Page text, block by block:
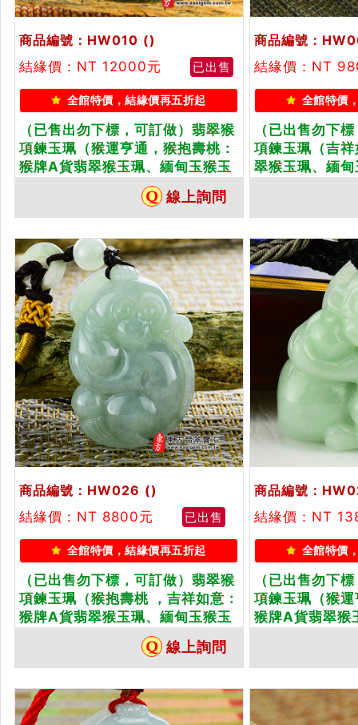
商品編號：HW010 ()
結緣價：NT 12000元
已出售
全館特價，結緣價再五折起
（已售出勿下標，可訂做）翡翠猴
項鍊玉珮（猴運亨通，猴抱壽桃：
猴牌A貨翡翠猴玉珮、緬甸玉猴玉
墜、猴十二生肖項鍊）。油青種深
綠飄花猴，HW010。客製化訂做
各種翡翠猴吊墜玉珮項鍊。★附A
貨翡翠雙證書
線上詢問
商品編號：
結緣價：NT
全館特價
（已出售勿下
項鍊玉珮（吉
翠猴玉珮、緬
翠猴吊墜玉珮
雙證書
商品編號：HW026 ()
結緣價：NT 8800元
已出售
全館特價，結緣價再五折起
（已出售勿下標，可訂做）翡翠猴
項鍊玉珮（猴抱壽桃 ，吉祥如意：
猴牌A貨翡翠猴玉珮、緬甸玉猴玉
墜、猴十二生肖項鍊）。淡綠細豆
種猴，HW026。客製化訂做各種
翡翠猴吊墜玉珮項鍊。★附A貨翡
翠雙證書
線上詢問
商品編號：
結緣價：NT
全館特價
（已出售勿下
項鍊玉珮（猴
猴牌A貨翡翠猴
翠猴吊墜玉珮
雙證書